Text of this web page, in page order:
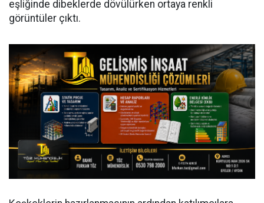
eşliğinde dibeklerde dövülürken ortaya renkli
görüntüler çıktı.